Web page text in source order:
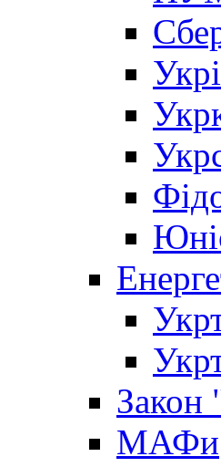
Закон
МАФи